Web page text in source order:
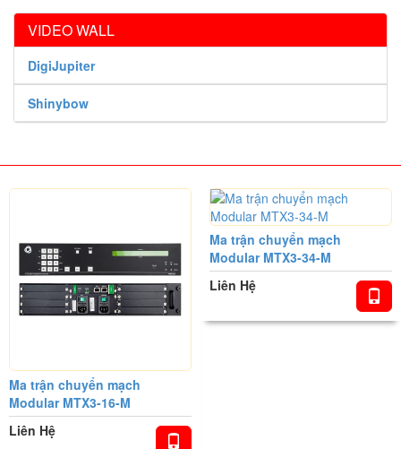
VIDEO WALL
DigiJupiter
Shinybow
Ma trận chuyển mạch
Modular MTX3-16-M
Liên Hệ
Ma trận chuyển mạch
Modular MTX3-34-M
Liên Hệ